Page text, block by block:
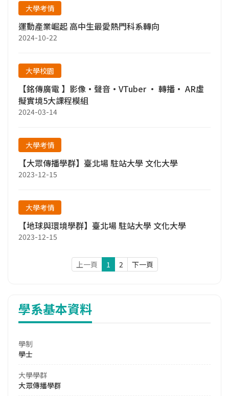
大學考情
運動產業崛起 高中生最愛熱門科系轉向
2024-10-22
大學校園
【銘傳廣電 】影像•聲音•VTuber • 轉播• AR虛
擬實境5大課程模組
2024-03-14
大學考情
【大眾傳播學群】臺北場 駐站大學 文化大學
2023-12-15
大學考情
【地球與環境學群】臺北場 駐站大學 文化大學
2023-12-15
上一頁 1 2 下一頁
學系基本資料
學制
學士
大學學群
大眾傳播學群